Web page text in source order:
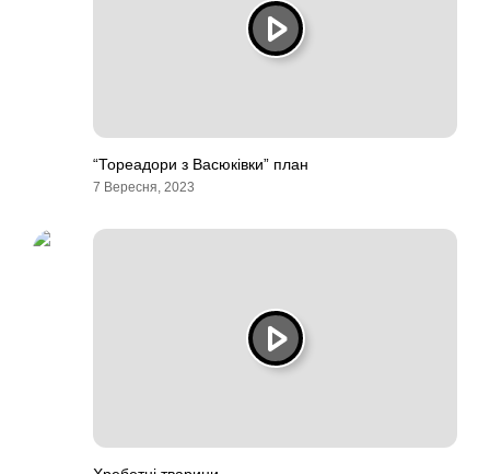
“Тореадори з Васюківки” план
7 Вересня, 2023